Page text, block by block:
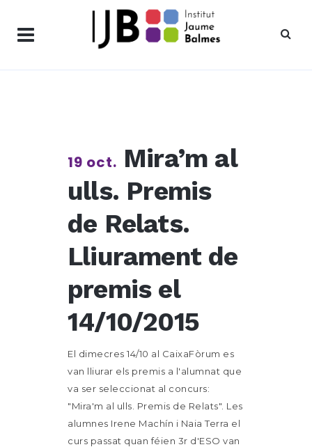
19 oct. Mira’m al
ulls. Premis
de Relats.
Lliurament de
premis el
14/10/2015
El dimecres 14/10 al CaixaFòrum es
van lliurar els premis a l'alumnat que
va ser seleccionat al concurs:
"Mira'm al ulls. Premis de Relats". Les
alumnes Irene Machín i Naia Terra el
curs passat quan féien 3r d'ESO van